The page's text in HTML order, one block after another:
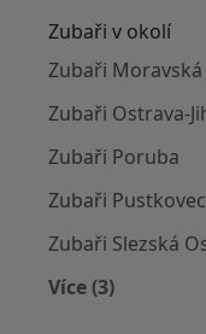
Zubaři v okolí
Zubaři
Zubaři Ostrava-
Zubaři Poruba
Zubaři Pustkovec
Zubaři Slezská
Více (3)